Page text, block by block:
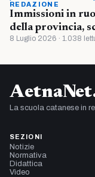
REDAZIONE
Immissioni in
della provincia,
8 Luglio 2026 · 1.038
La scuola catanese in
SEZIONI
Notizie
Normativa
Didattica
Video